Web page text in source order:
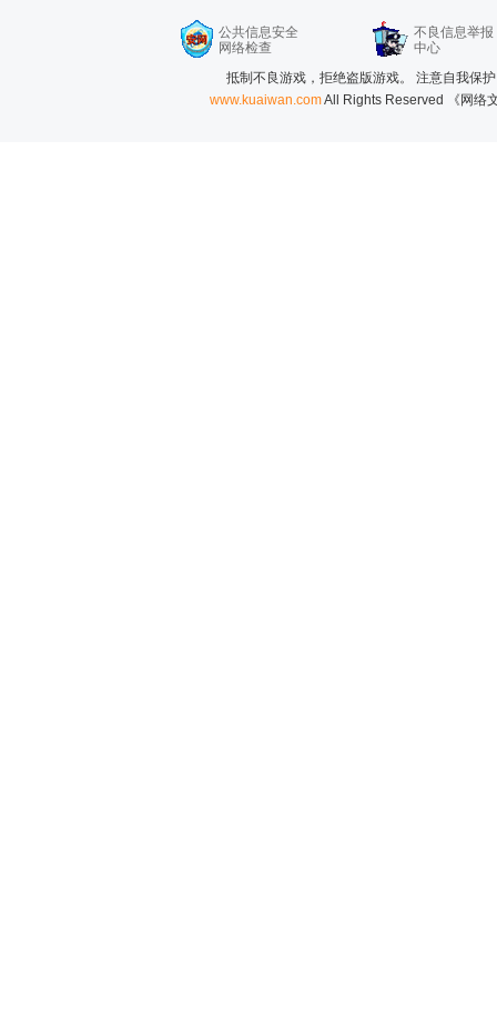
公共信息安全
网络检查
不良信息举报
中心
抵制不良游戏，拒绝盗版游戏。 注意自我保
www.kuaiwan.comAll Rights Reserved 《网络